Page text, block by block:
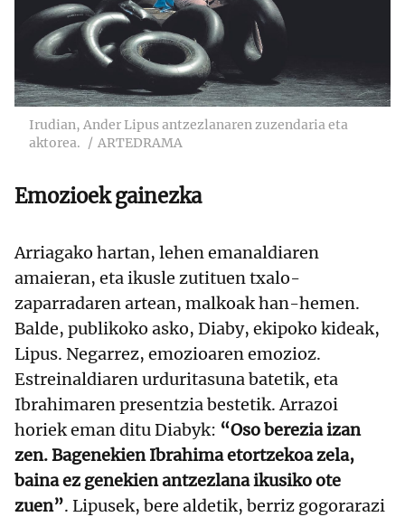
Irudian, Ander Lipus antzezlanaren zuzendaria eta
aktorea.
ARTEDRAMA
Emozioek gainezka
Arriagako hartan, lehen emanaldiaren
amaieran, eta ikusle zutituen txalo-
zaparradaren artean, malkoak han-hemen.
Balde, publikoko asko, Diaby, ekipoko kideak,
Lipus. Negarrez, emozioaren emozioz.
Estreinaldiaren urduritasuna batetik, eta
Ibrahimaren presentzia bestetik. Arrazoi
horiek eman ditu Diabyk: “Oso berezia izan
zen. Bagenekien Ibrahima etortzekoa zela,
baina ez genekien antzezlana ikusiko ote
zuen”. Lipusek, bere aldetik, berriz gogorarazi